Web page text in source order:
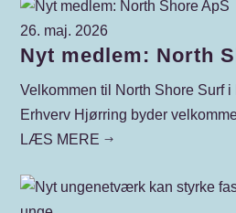
26. maj. 2026
Nyt medlem: North
Velkommen til North Shore Surf
Erhverv Hjørring byder
LÆS MERE $